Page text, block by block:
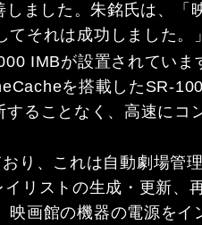
ました。朱銘氏は、「
それは成功しました。」
IMBが設置されていま
を搭載したSR-
ることなく、高速にコ
り、これは自動劇場管
リストの生成・更新、
画館の機器の電源をイ